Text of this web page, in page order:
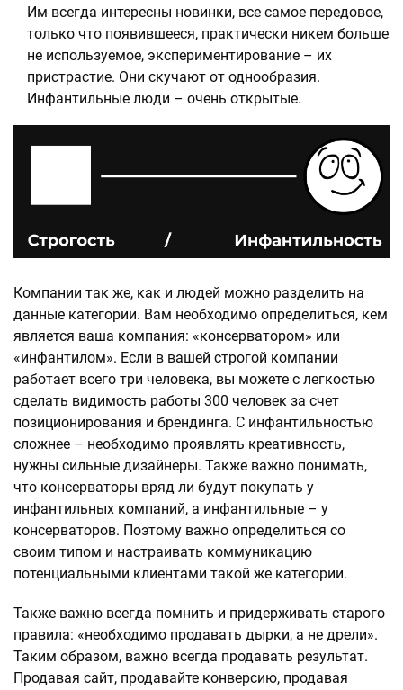
Им всегда интересны новинки, все самое передовое,
только что появившееся, практически никем больше
не используемое, экспериментирование – их
пристрастие. Они скучают от однообразия.
Инфантильные люди – очень открытые.
Компании так же, как и людей можно разделить на
данные категории. Вам необходимо определиться, кем
является ваша компания: «консерватором» или
«инфантилом». Если в вашей строгой компании
работает всего три человека, вы можете с легкостью
сделать видимость работы 300 человек за счет
позиционирования и брендинга. С инфантильностью
сложнее – необходимо проявлять креативность,
нужны сильные дизайнеры. Также важно понимать,
что консерваторы вряд ли будут покупать у
инфантильных компаний, а инфантильные – у
консерваторов. Поэтому важно определиться со
своим типом и настраивать коммуникацию
потенциальными клиентами такой же категории.
Также важно всегда помнить и придерживать старого
правила: «необходимо продавать дырки, а не дрели».
Таким образом, важно всегда продавать результат.
Продавая сайт, продавайте конверсию, продавая